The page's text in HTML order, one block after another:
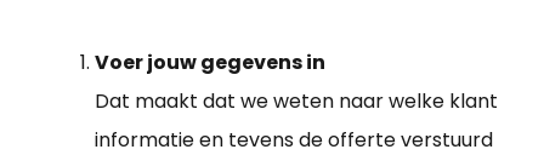
Voer jouw gegevens in
Dat maakt dat we weten naar welke klant
informatie en tevens de offerte verstuurd